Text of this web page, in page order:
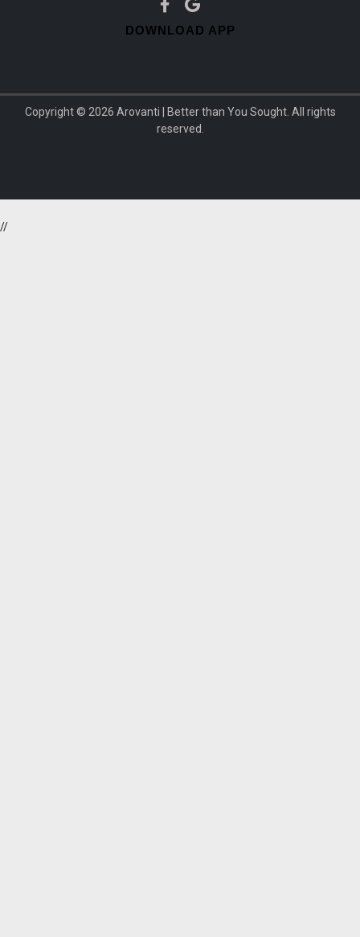
DOWNLOAD APP
Copyright © 2026 Arovanti | Better than You Sought. All rights
reserved.
//